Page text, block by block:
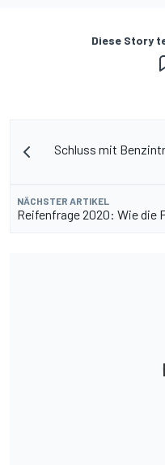
Diese Story
Schluss mit
NÄCHSTER ARTIKEL
Reifenfrage 2020: Wie die